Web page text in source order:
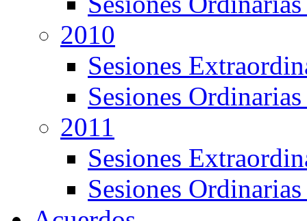
2010
Sesiones
Sesiones
2011
Sesiones
Sesiones